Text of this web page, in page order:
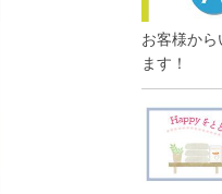
お客様か
ます！